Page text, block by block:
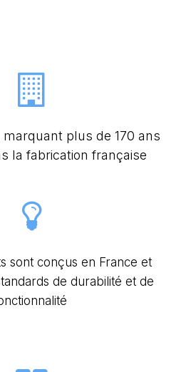
marquant plus de 170 ans
la fabrication française
sont conçus en France et
de durabilité et de